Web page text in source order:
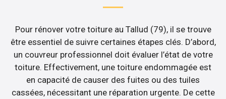
Pour rénover votre toiture au Tallud (79), il se trouve
être essentiel de suivre certaines étapes clés. D’abord,
un couvreur professionnel doit évaluer l’état de votre
toiture. Effectivement, une toiture endommagée est
en capacité de causer des fuites ou des tuiles
cassées, nécessitant une réparation urgente. De cette